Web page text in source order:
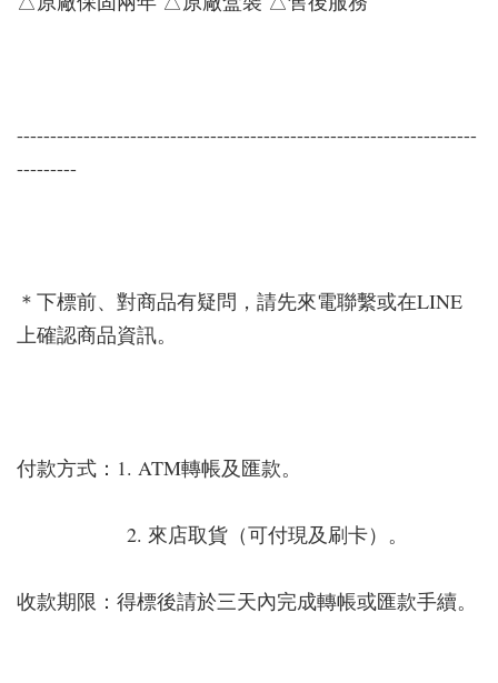
---------------------------------------------------------------------
---------
＊下標前、對商品有疑問，請先來電聯繫或在LINE
上確認商品資訊。
付款方式：1. ATM轉帳及匯款。
2. 來店取貨（可付現及刷卡）。
收款期限：得標後請於三天內完成轉帳或匯款手續。